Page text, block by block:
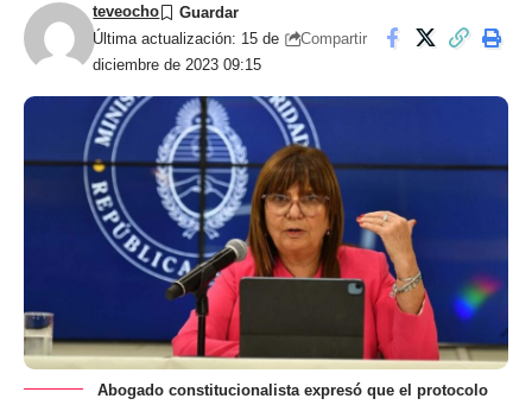
Última actualización: 15 de
diciembre de 2023 09:15
teveocho
Compartir
Abogado constitucionalista expresó que el protocolo